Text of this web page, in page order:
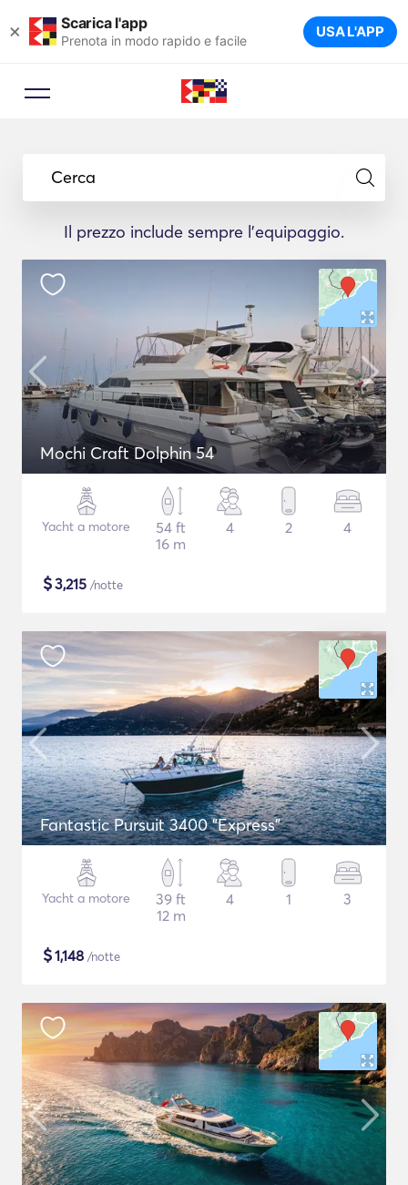
× Scarica l'app
Prenota in modo rapido e facile USA L'APP
Cerca
Il prezzo include sempre l'equipaggio.
Mochi Craft Dolphin 54
Yacht a motore
54 ft
16 m
4 2 4
$3,215 /notte
Fantastic Pursuit 3400 "Express"
Yacht a motore
39 ft
12 m
4 1 3
$1,148 /notte